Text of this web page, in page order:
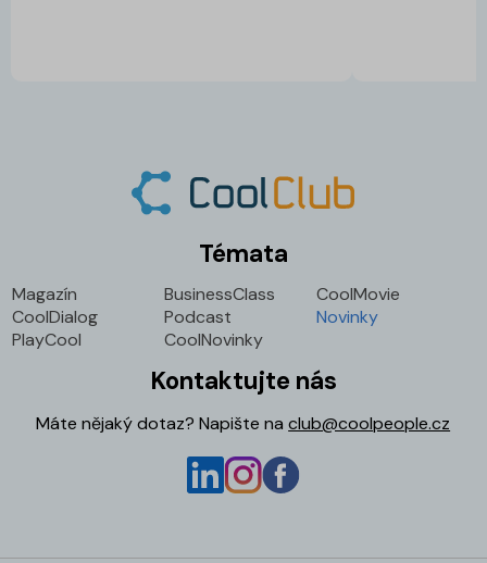
Témata
Magazín BusinessClass
CoolMovie
CoolDialog
Podcast
Novinky
PlayCool
CoolNovinky
Kontaktujte nás
Máte nějaký dotaz? Napište naclub@coolpeople.cz